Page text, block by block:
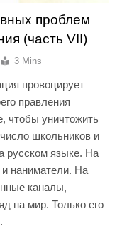
проблем
(часть VII)
3 Mins
провоцирует
правления
чтобы уничтожить
школьников и
русском языке. На
и наниматели. На
каналы,
на мир. Только его